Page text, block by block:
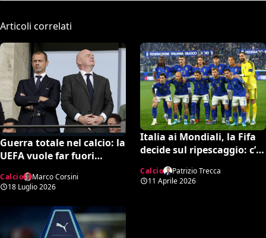
Articoli correlati
Guerra totale nel calcio: la
UEFA vuole far fuori
potente candidatura per
la FIFA
Calcio
Marco Corsini
18 Luglio 2026
Italia ai Mondiali, la Fifa
decide sul ripescaggio: c’è
Calcio
Patrizio Trecca
11 Aprile 2026